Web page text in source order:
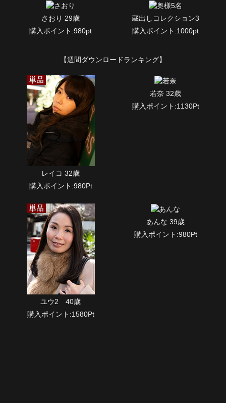
さおり 29歳
購入ポイント:980pt
蔵出しコレクション3
購入ポイント:1000pt
【週間ダウンロードランキング】
レイコ 32歳
購入ポイント:980Pt
若奈 32歳
購入ポイント:1130Pt
ユウ2 40歳
購入ポイント:1580Pt
あんな 39歳
購入ポイント:980Pt